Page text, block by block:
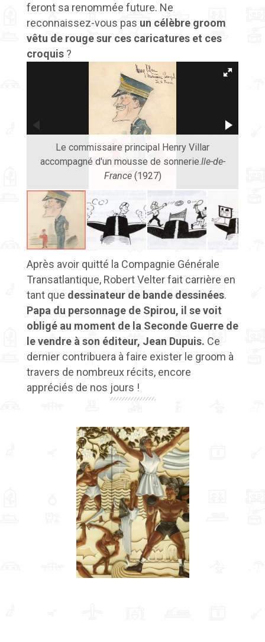
feront sa renommée future. Ne
reconnaissez-vous pas un célèbre groom
vêtu de rouge sur ces caricatures et ces
croquis ?
Le commissaire principal Henry Villar
accompagné d'un mousse de sonnerie.Ile-de-
France(1927)
Après avoir quitté la Compagnie Générale
Transatlantique, Robert Velter fait carrière en
tant que dessinateur de bande dessinées.
Papa du personnage de Spirou, il se voit
obligé au moment de la Seconde Guerre de
le vendre à son éditeur, Jean Dupuis. Ce
dernier contribuera à faire exister le groom à
travers de nombreux récits, encore
appréciés de nos jours !